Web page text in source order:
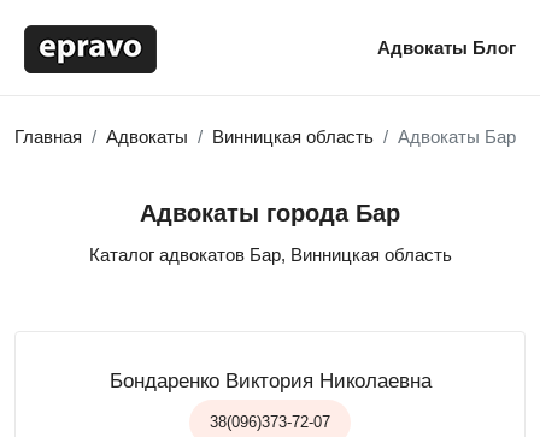
Адвокаты Блог
Главная Адвокаты Винницкая область Адвокаты Бар
Адвокаты города Бар
Каталог адвокатов Бар, Винницкая область
Бондаренко Виктория Николаевна
38(096)373-72-07